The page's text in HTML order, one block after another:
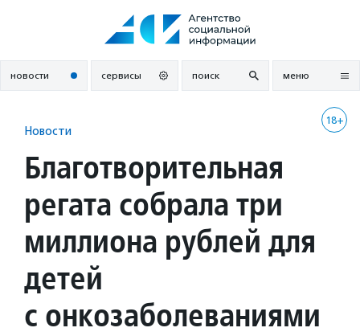
новости сервисы поиск меню
18+
Новости
Благотворительная
регата собрала три
миллиона рублей для
детей
с онкозаболеваниями